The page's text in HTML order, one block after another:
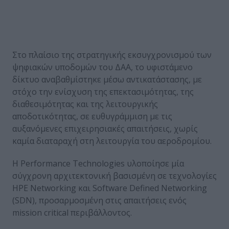
Στο πλαίσιο της στρατηγικής εκσυγχρονισμού των
ψηφιακών υποδομών του ΔΑΑ, το υφιστάμενο
δίκτυο αναβαθμίστηκε μέσω αντικατάστασης, με
στόχο την ενίσχυση της επεκτασιμότητας, της
διαθεσιμότητας και της λειτουργικής
αποδοτικότητας, σε ευθυγράμμιση με τις
αυξανόμενες επιχειρησιακές απαιτήσεις, χωρίς
καμία διαταραχή στη λειτουργία του αεροδρομίου.
Η Performance Technologies υλοποίησε μία
σύγχρονη αρχιτεκτονική βασισμένη σε τεχνολογίες
HPE Networking και Software Defined Networking
(SDN), προσαρμοσμένη στις απαιτήσεις ενός
mission critical περιβάλλοντος.